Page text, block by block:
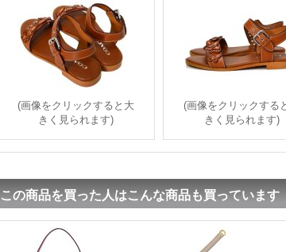
(画像をクリックすると大
きく見られます)
(画像をクリックする
きく見られます)
この商品を買った人はこんな商品も買っています